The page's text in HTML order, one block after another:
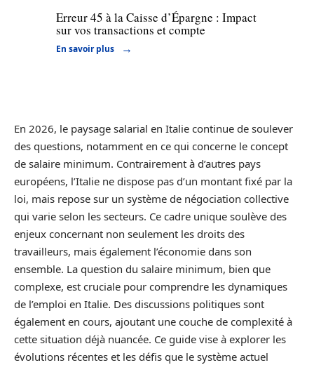
Erreur 45 à la Caisse d’Épargne : Impact
sur vos transactions et compte
En savoir plus
En 2026, le paysage salarial en Italie continue de soulever
des questions, notamment en ce qui concerne le concept
de salaire minimum. Contrairement à d’autres pays
européens, l’Italie ne dispose pas d’un montant fixé par la
loi, mais repose sur un système de négociation collective
qui varie selon les secteurs. Ce cadre unique soulève des
enjeux concernant non seulement les droits des
travailleurs, mais également l’économie dans son
ensemble. La question du salaire minimum, bien que
complexe, est cruciale pour comprendre les dynamiques
de l’emploi en Italie. Des discussions politiques sont
également en cours, ajoutant une couche de complexité à
cette situation déjà nuancée. Ce guide vise à explorer les
évolutions récentes et les défis que le système actuel